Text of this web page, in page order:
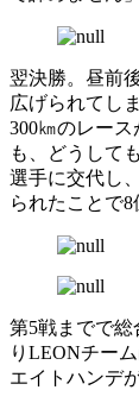
翌決勝。昼前
広げられてしま
300㎞のレー
も、どうして
選手に交代し
られたことで8
第5戦までで総
りLEONチー
エイトハンデ